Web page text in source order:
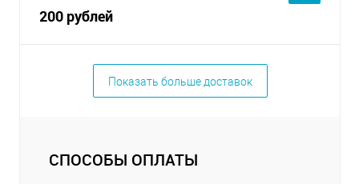
200 рублей
Показать больше доставок
СПОСОБЫ ОПЛАТЫ